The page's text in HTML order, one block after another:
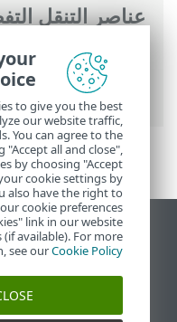
عناصر التنقل
تعليمات ESET عبر الإنترنت
>التعامل مع ESET VPN
والدعم
عرض موقع سطح
End of Life
قاعدة معارف ESET
to give you the best
our website traffic,
You can agree to the
"Accept all and close",
by choosing "Accept
cookie settings by
also have the right to
cookie preferences
link in our website
available). For more
see ourCookie Policy